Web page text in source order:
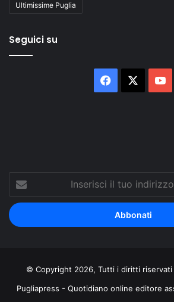
Ultimissime Puglia
Seguici su
Facebook
tuo
indirizzo
mail
© Copyright 2026, Tutti i diritti
Pugliapress - Quotidiano online editore